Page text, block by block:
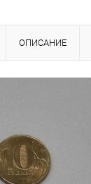
ОПИСАНИЕ